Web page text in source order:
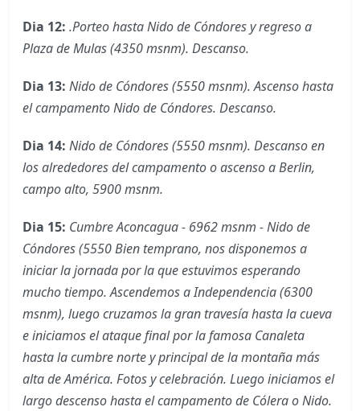
Dia 12: .Porteo hasta Nido de Cóndores y regreso a
Plaza de Mulas (4350 msnm). Descanso.
Dia 13: Nido de Cóndores (5550 msnm). Ascenso hasta
el campamento Nido de Cóndores. Descanso.
Dia 14: Nido de Cóndores (5550 msnm). Descanso en
los alrededores del campamento o ascenso a Berlin,
campo alto, 5900 msnm.
Dia 15: Cumbre Aconcagua - 6962 msnm - Nido de
Cóndores (5550 Bien temprano, nos disponemos a
iniciar la jornada por la que estuvimos esperando
mucho tiempo. Ascendemos a Independencia (6300
msnm), luego cruzamos la gran travesía hasta la cueva
e iniciamos el ataque final por la famosa Canaleta
hasta la cumbre norte y principal de la montaña más
alta de América. Fotos y celebración. Luego iniciamos el
largo descenso hasta el campamento de Cólera o Nido.